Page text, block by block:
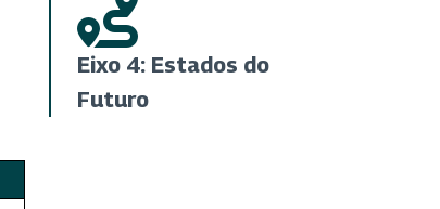
Eixo 4: Estados do
Futuro